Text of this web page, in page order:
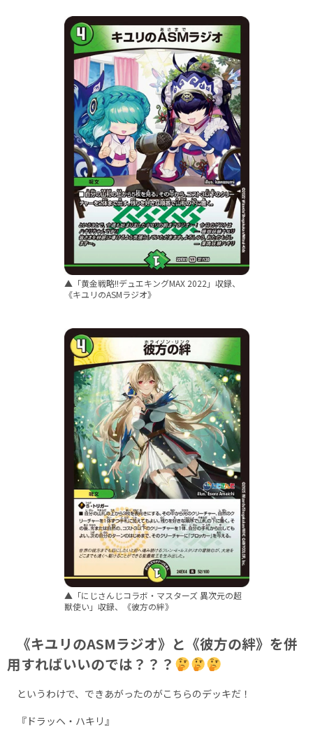
▲「黄金戦略!!デュエキングMAX 2022」収録、
《キユリのASMラジオ》
▲「にじさんじコラボ・マスターズ 異次元の超
獣使い」収録、《彼方の絆》
《キユリのASMラジオ》と《彼方の絆》を併
用すればいいのでは？？？
というわけで、できあがったのがこちらのデッキだ！
『ドラッヘ・ハキリ』